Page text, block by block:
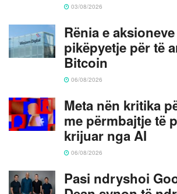
03/08/2026
Rënia e
pikëpyetje për të
Bitcoin
06/08/2026
Meta nën kritika
me përmbajtje të
krijuar nga AI
06/08/2026
Pasi ndryshoi